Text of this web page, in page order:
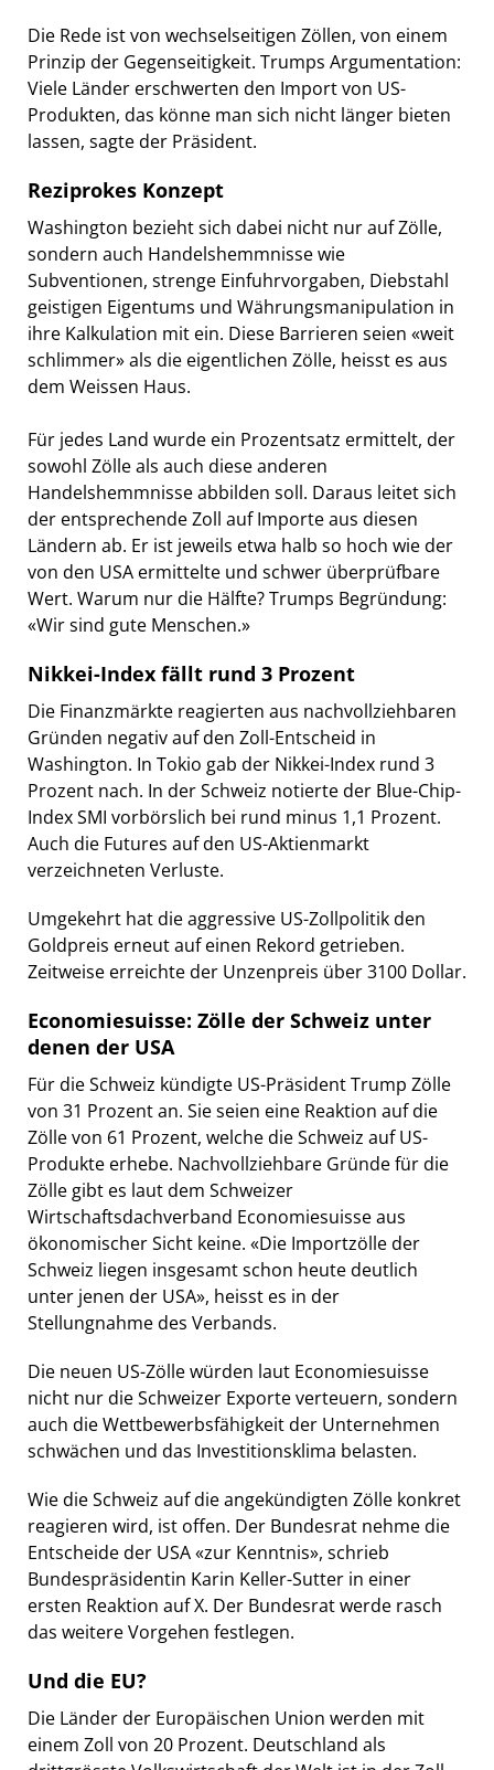
Die Rede ist von wechselseitigen Zöllen, von einem
Prinzip der Gegenseitigkeit. Trumps Argumentation:
Viele Länder erschwerten den Import von US-
Produkten, das könne man sich nicht länger bieten
lassen, sagte der Präsident.
Reziprokes Konzept
Washington bezieht sich dabei nicht nur auf Zölle,
sondern auch Handelshemmnisse wie
Subventionen, strenge Einfuhrvorgaben, Diebstahl
geistigen Eigentums und Währungsmanipulation in
ihre Kalkulation mit ein. Diese Barrieren seien «weit
schlimmer» als die eigentlichen Zölle, heisst es aus
dem Weissen Haus.
Für jedes Land wurde ein Prozentsatz ermittelt, der
sowohl Zölle als auch diese anderen
Handelshemmnisse abbilden soll. Daraus leitet sich
der entsprechende Zoll auf Importe aus diesen
Ländern ab. Er ist jeweils etwa halb so hoch wie der
von den USA ermittelte und schwer überprüfbare
Wert. Warum nur die Hälfte? Trumps Begründung:
«Wir sind gute Menschen.»
Nikkei-Index fällt rund 3 Prozent
Die Finanzmärkte reagierten aus nachvollziehbaren
Gründen negativ auf den Zoll-Entscheid in
Washington. In Tokio gab der Nikkei-Index rund 3
Prozent nach. In der Schweiz notierte der Blue-Chip-
Index SMI vorbörslich bei rund minus 1,1 Prozent.
Auch die Futures auf den US-Aktienmarkt
verzeichneten Verluste.
Umgekehrt hat die aggressive US-Zollpolitik den
Goldpreis erneut auf einen Rekord getrieben.
Zeitweise erreichte der Unzenpreis über 3100 Dollar.
Economiesuisse: Zölle der Schweiz unter
denen der USA
Für die Schweiz kündigte US-Präsident Trump Zölle
von 31 Prozent an. Sie seien eine Reaktion auf die
Zölle von 61 Prozent, welche die Schweiz auf US-
Produkte erhebe. Nachvollziehbare Gründe für die
Zölle gibt es laut dem Schweizer
Wirtschaftsdachverband Economiesuisse aus
ökonomischer Sicht keine. «Die Importzölle der
Schweiz liegen insgesamt schon heute deutlich
unter jenen der USA», heisst es in der
Stellungnahme des Verbands.
Die neuen US-Zölle würden laut Economiesuisse
nicht nur die Schweizer Exporte verteuern, sondern
auch die Wettbewerbsfähigkeit der Unternehmen
schwächen und das Investitionsklima belasten.
Wie die Schweiz auf die angekündigten Zölle konkret
reagieren wird, ist offen. Der Bundesrat nehme die
Entscheide der USA «zur Kenntnis», schrieb
Bundespräsidentin Karin Keller-Sutter in einer
ersten Reaktion auf X. Der Bundesrat werde rasch
das weitere Vorgehen festlegen.
Und die EU?
Die Länder der Europäischen Union werden mit
einem Zoll von 20 Prozent. Deutschland als